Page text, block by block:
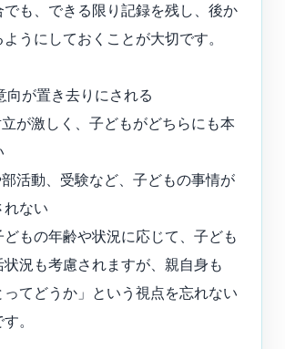
でも、できる限り記録を残し、後か
うにしておくことが大切です。
向が置き去りにされる
が激しく、子どもがどちらにも本
活動、受験など、子どもの事情が
れない
もの年齢や状況に応じて、子ども
況も考慮されますが、親自身も
ってどうか」という視点を忘れない
。